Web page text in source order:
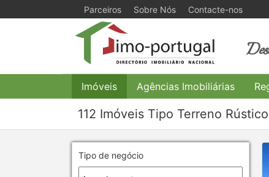
Parceiros Sobre Nós Contacte-nos
Imóveis Agências Imobiliárias
112 Imóveis Tipo Terreno
Tipo de negócio